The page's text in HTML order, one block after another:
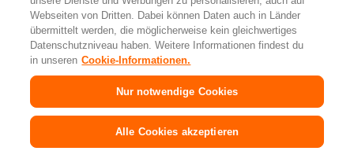
Cookie-Einstellungen
© 2026 Migros-Genossenschafts-Bund
FR IT
Webseiten von Dritten. Dabei können Daten auch in Länder
übermittelt werden, die möglicherweise kein gleichwertiges
Datenschutzniveau haben. Weitere Informationen findest du
in unseren Cookie-Informationen.
Nur notwendige Cookies
Alle Cookies akzeptieren